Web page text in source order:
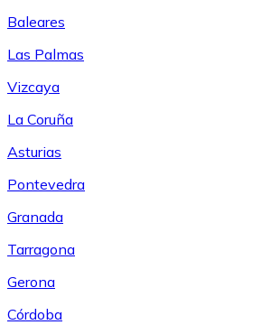
Baleares
Las Palmas
Vizcaya
La Coruña
Asturias
Pontevedra
Granada
Tarragona
Gerona
Córdoba